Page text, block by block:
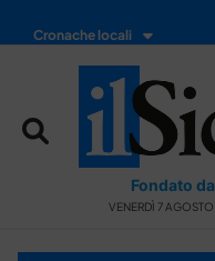
Cronache locali
Fondato
VENERDÌ 7